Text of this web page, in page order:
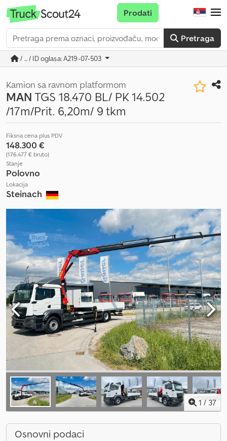
Pretraga
Prodati
/ ... / ID oglasa: A219-07-503
Kamion sa ravnom platformom
MANTGS 18.470 BL/ PK 14.502
/17m/Prit. 6,20m/ 9 tkm
Fiksna cena plus PDV
148.300 €
(176.477 € bruto)
Stanje
Polovno
Lokacija
Steinach
1 / 37
Osnovni podaci